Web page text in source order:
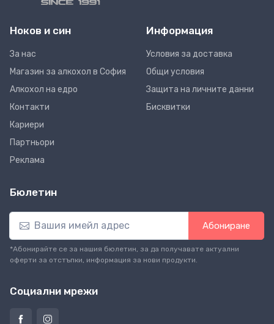
Ноков и син
За нас
Магазин за алкохол в София
Алкохол на едро
Контакти
Кариери
Партньори
Реклама
Информация
Условия за доставка
Общи условия
Защита на личните данни
Бисквитки
Бюлетин
Абониране
*Абонирайте се за нашия бюлетин, за да получавате актуални
оферти за отстъпки, информация за нови продукти.
Социални мрежи